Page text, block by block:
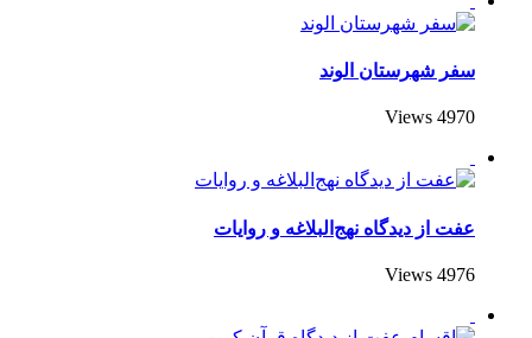
سفر شهرستان الوند
4970 Views
عفت از دیدگاه نهج‌البلاغه و روایات
4976 Views